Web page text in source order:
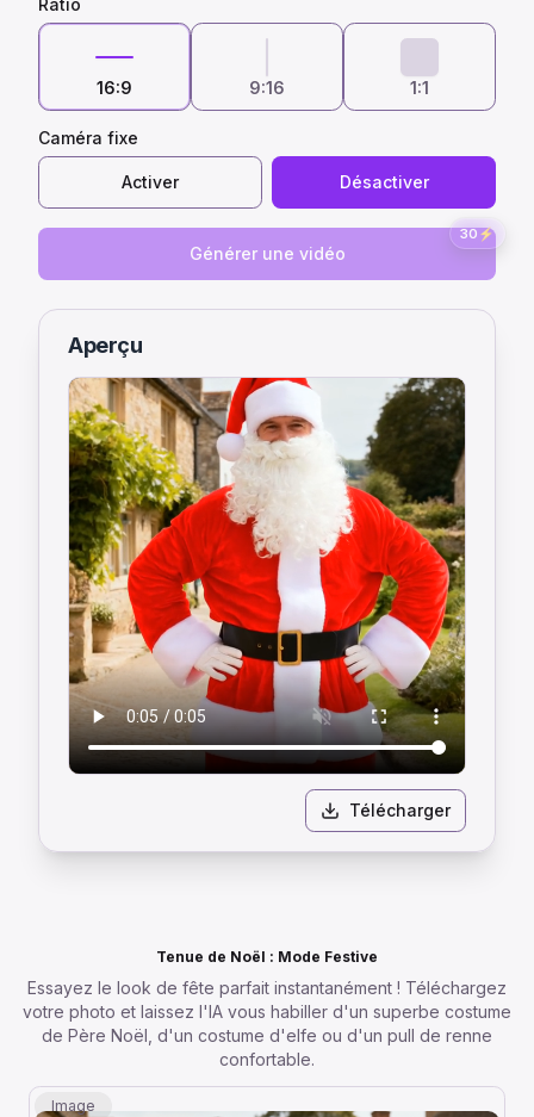
Ratio
16:9 9:16 1:1
Caméra fixe
Activer Désactiver
30 ⚡
Générer une vidéo
Aperçu
Télécharger
Tenue de Noël : Mode Festive
Essayez le look de fête parfait instantanément ! Téléchargez
votre photo et laissez l'IA vous habiller d'un superbe costume
de Père Noël, d'un costume d'elfe ou d'un pull de renne
confortable.
Image